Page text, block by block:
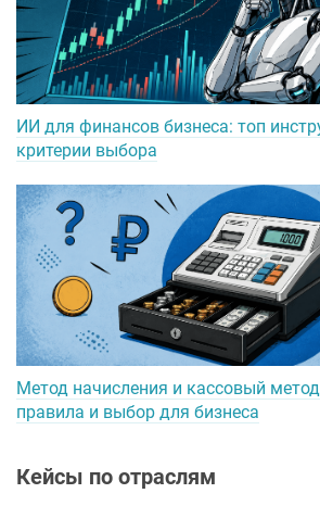
ИИ для финансов бизнеса: топ
критерии выбора
Метод начисления и кассовый
правила и выбор для бизнеса
Кейсы по отраслям